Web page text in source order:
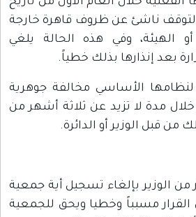
ناشئ عن ظروف قاهرة خارجة
الهيئة، وفي هذه الحالة يلغي
بعد إنذارها بذلك خطياً.
لنظامها الأساسي مخالفة جوهرية
مدة لا تزيد عن ثلاثة أشهر من
من قبل الوزير أو الدائرة.
من الوزير بإلغاء تسجيل أية جمعية
مسبباً وخطيا ويحق للجمعية